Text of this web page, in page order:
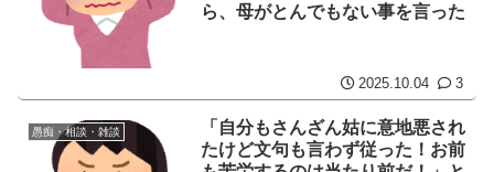
ら、母がとんでもない事を言った
2025.10.04 3
愚痴・相談・雑談
「自分もさんざん姑に意地悪され
たけど文句も言わず従った！お前